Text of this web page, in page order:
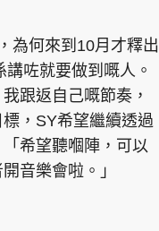
為何來到10月才釋出
咗就要做到嘅人。
跟返自己嘅節奏，
，SY希望繼續透過
希望聽嗰陣，可以
音樂會啦。」